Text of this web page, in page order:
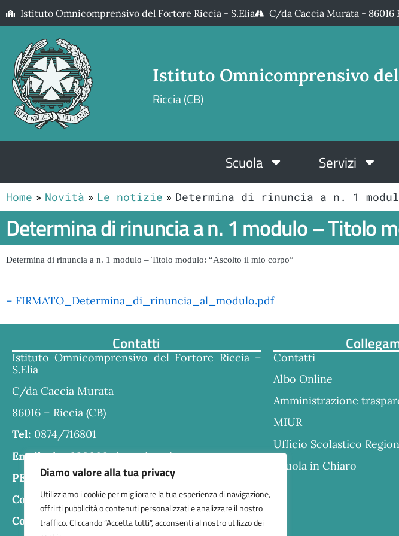
Diamo valore alla tua privacy
Utilizziamo i cookie per migliorare la tua esperienza di navigazione,
offrirti pubblicità o contenuti personalizzati e analizzare il nostro
traffico. Cliccando “Accetta tutti”, acconsenti al nostro utilizzo dei
Istituto Omnicomprensivo del Fortore Riccia - S.Elia C/da Caccia Murata - 86016
Istituto Omnicomprensivo
Riccia (CB)
Scuola Servizi
Home Novità Le notizie Determina di rinuncia a n. 1
Determina di rinuncia a n. 1 modulo – Titolo
Determina di rinuncia a n. 1 modulo – Titolo modulo: “Ascolto il mio corpo”
– FIRMATO_Determina_di_rinuncia_al_modulo.pdf
Contatti
Istituto Omnicomprensivo del Fortore Riccia –
S.Elia
C/da Caccia Murata
86016 – Riccia (CB)
Tel: 0874/716801
Email: cbra030006@istruzione.it
PEC:
cbra030006@pec.istruzione.it
Codice fiscale:80004610707
Codice meccanografico:CBRA030006
Contatti
Albo Online
Amministrazione
MIUR
Ufficio Scolastico
Scuola in Chiaro